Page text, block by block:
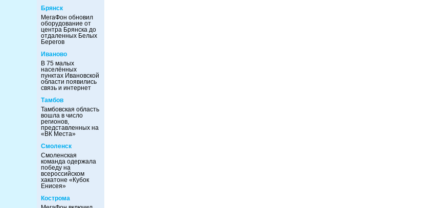
Брянск
МегаФон обновил
оборудование от
центра Брянска до
отдаленных Белых
Берегов
Иваново
В 75 малых
населённых
пунктах Ивановской
области появились
связь и интернет
Тамбов
Тамбовская область
вошла в число
регионов,
представленных на
«ВК Места»
Смоленск
Смоленская
команда одержала
победу на
всероссийском
хакатоне «Кубок
Енисея»
Кострома